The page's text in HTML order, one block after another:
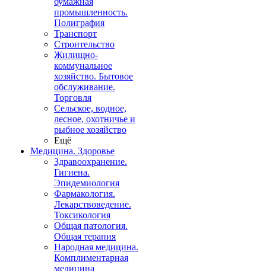
промышленность.
Полиграфия
Транспорт
Строительство
Жилищно-
коммунальное
хозяйство. Бытовое
обслуживание.
Торговля
Сельское, водное,
лесное, охотничье и
рыбное хозяйство
Ещё
Медицина. Здоровье
Здравоохранение.
Гигиена.
Эпидемиология
Фармакология.
Лекарствоведение.
Токсикология
Общая патология.
Общая терапия
Народная медицина.
Комплиментарная
медицина